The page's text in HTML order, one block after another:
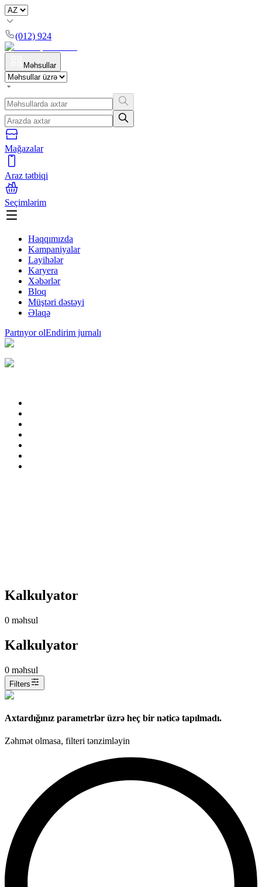
(012) 924
Məhsullar
Mağazalar
Araz tətbiqi
Seçimlərim
Haqqımızda
Kampaniyalar
Layihələr
Karyera
Xəbərlər
Bloq
Müştəri dəstəyi
Əlaqə
Partnyor olEndirim jurnalı
Kalkulyator
0 məhsul
Kalkulyator
0 məhsul
Filters
Axtardığınız parametrlər üzrə heç bir nəticə tapılmadı.
Zəhmət olmasa, filteri tənzimləyin